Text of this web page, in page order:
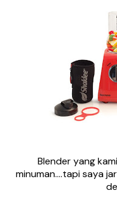
Blender yang
minuman….tapi saya